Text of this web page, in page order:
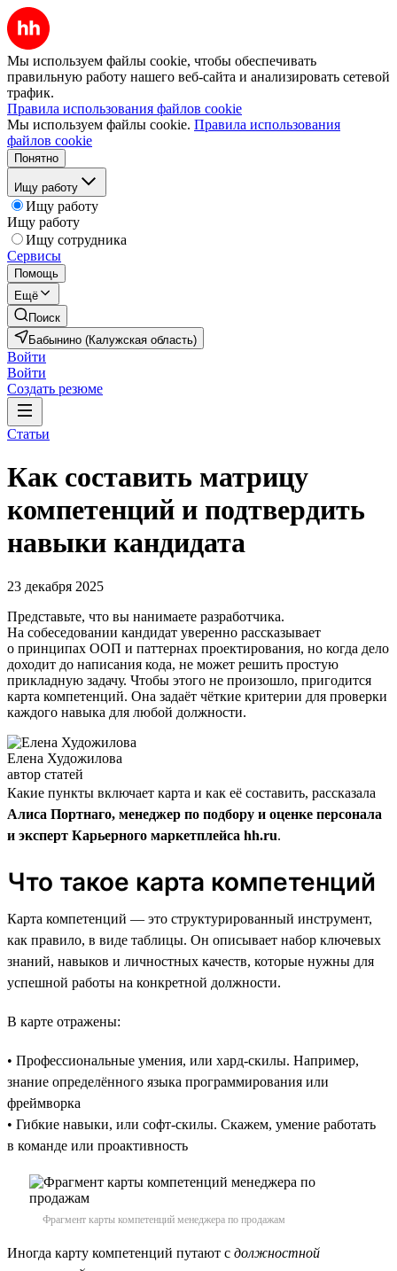
Мы используем файлы cookie, чтобы обеспечивать
правильную работу нашего веб-сайта и анализировать сетевой
трафик.
Правила использования файлов cookie
Мы используем файлы cookie. Правила использования
файлов cookie
Понятно
Ищу работу
Ищу работу
Ищу работу
Ищу сотрудника
Сервисы
Помощь
Ещё
Поиск
Бабынино (Калужская область)
Войти
Войти
Создать резюме
Статьи
Как составить матрицу
компетенций и подтвердить
навыки кандидата
23 декабря 2025
Представьте, что вы нанимаете разработчика.
На собеседовании кандидат уверенно рассказывает
о принципах ООП и паттернах проектирования, но когда дело
доходит до написания кода, не может решить простую
прикладную задачу. Чтобы этого не произошло, пригодится
карта компетенций. Она задаёт чёткие критерии для проверки
каждого навыка для любой должности.
Елена Художилова
автор статей
Какие пункты включает карта и как её составить, рассказала
Алиса Портнаго, менеджер по подбору и оценке персонала
и эксперт Карьерного маркетплейса hh.ru.
Что такое карта компетенций
Карта компетенций — это структурированный инструмент,
как правило, в виде таблицы. Он описывает набор ключевых
знаний, навыков и личностных качеств, которые нужны для
успешной работы на конкретной должности.
В карте отражены:
• Профессиональные умения, или хард-скилы. Например,
знание определённого языка программирования или
фреймворка
• Гибкие навыки, или софт-скилы. Скажем, умение работать
в команде или проактивность
Фрагмент карты компетенций менеджера по продажам
Иногда карту компетенций путают с должностной